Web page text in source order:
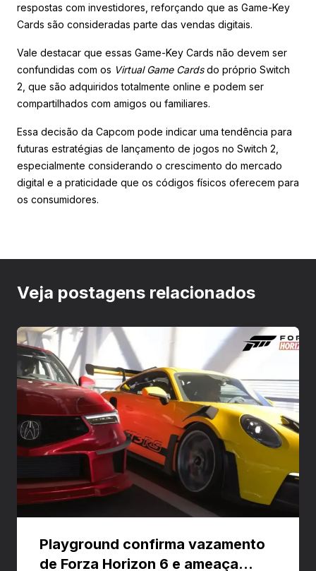
respostas com investidores, reforçando que as Game-Key
Cards são consideradas parte das vendas digitais.
Vale destacar que essas Game-Key Cards não devem ser
confundidas com os Virtual Game Cardsdo próprio Switch
2, que são adquiridos totalmente online e podem ser
compartilhados com amigos ou familiares.
Essa decisão da Capcom pode indicar uma tendência para
futuras estratégias de lançamento de jogos no Switch 2,
especialmente considerando o crescimento do mercado
digital e a praticidade que os códigos físicos oferecem para
os consumidores.
Veja postagens relacionados
Playground confirma vazamento
de Forza Horizon 6 e ameaça